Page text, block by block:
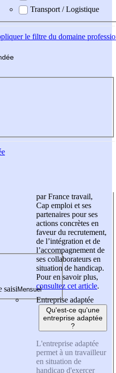
Transport / Logistique
le filtre du domaine
saisi
par France travail,
Cap emploi et ses
partenaires pour ses
actions concrètes en
faveur du recrutement,
de l’intégration et de
l’accompagnement de
ses collaborateurs en
situation de handicap.
Pour en savoir plus,
consultez cet article.
Entreprise adaptée
Qu'est-ce qu'une
entreprise adaptée
?
L'entreprise adaptée
permet à un travailleur
en situation de
handicap d'exercer